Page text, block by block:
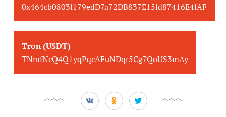
0x464cb0803f179edD7a72DB837E15fd87416E4fAF
Tron (USDT)
TNmfNcQ4Q1yqPqcAFuNDqr5Cg7QoUS3mAy